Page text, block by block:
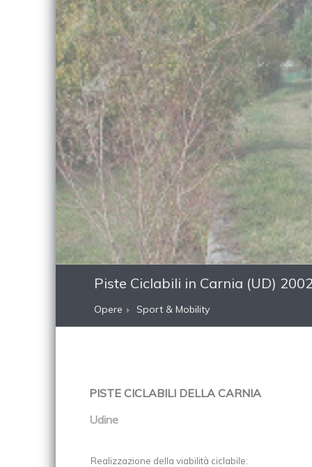
Piste Ciclabili in Carnia (UD)
Opere Sport & Mobility
PISTE CICLABILI DELLA CARNIA
Udine
Realizzazione della viabilità ciclabile: